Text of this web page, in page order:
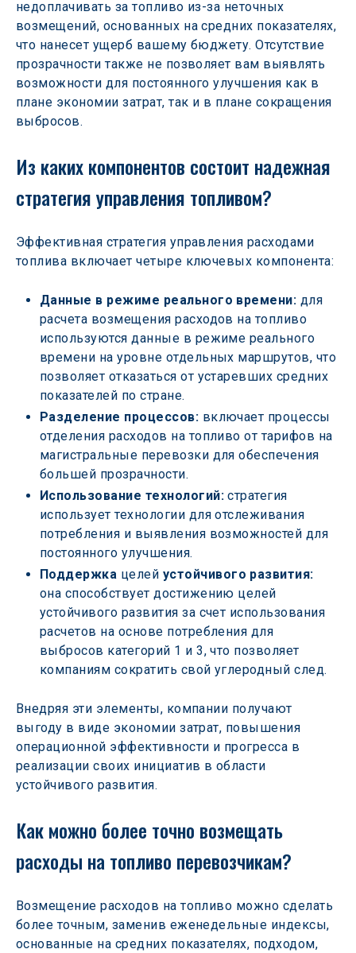
недоплачивать за топливо из-за неточных
возмещений, основанных на средних показателях,
что нанесет ущерб вашему бюджету. Отсутствие
прозрачности также не позволяет вам выявлять
возможности для постоянного улучшения как в
плане экономии затрат, так и в плане сокращения
выбросов.
Из каких компонентов состоит надежная
стратегия управления топливом?
Эффективная стратегия управления расходами
топлива включает четыре ключевых компонента:
Данные в режиме реального времени: для
расчета возмещения расходов на топливо
используются данные в режиме реального
времени на уровне отдельных маршрутов, что
позволяет отказаться от устаревших средних
показателей по стране.
Разделение процессов: включает процессы
отделения расходов на топливо от тарифов на
магистральные перевозки для обеспечения
большей прозрачности.
Использование технологий: стратегия
использует технологии для отслеживания
потребления и выявления возможностей для
постоянного улучшения.
Поддержка целей устойчивого развития:
она способствует достижению целей
устойчивого развития за счет использования
расчетов на основе потребления для
выбросов категорий 1 и 3, что позволяет
компаниям сократить свой углеродный след.
Внедряя эти элементы, компании получают
выгоду в виде экономии затрат, повышения
операционной эффективности и прогресса в
реализации своих инициатив в области
устойчивого развития.
Как можно более точно возмещать
расходы на топливо перевозчикам?
Возмещение расходов на топливо можно сделать
более точным, заменив еженедельные индексы,
основанные на средних показателях, подходом,